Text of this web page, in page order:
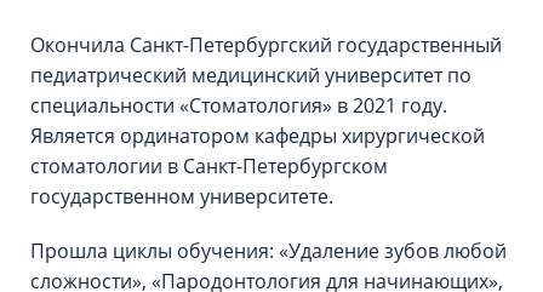
Окончила Санкт-Петербургский государственный
педиатрический медицинский университет по
специальности «Стоматология» в 2021 году.
Является ординатором кафедры хирургической
стоматологии в Санкт-Петербургском
государственном университете.
Прошла циклы обучения: «Удаление зубов любой
сложности», «Пародонтология для начинающих»,